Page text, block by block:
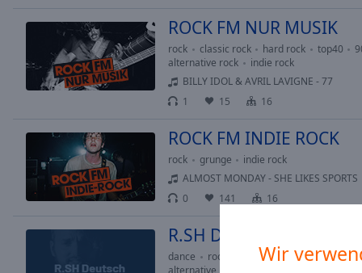
Wir
subtitles
settings,
settings
dialog
subtitles
off,
ROCK FM NUR MUSIK
rock classic rock hard rock top40
alternative rock
indie rock
BILLY IDOL & AVRIL LAVIGNE - 77
1
15 16
ROCK FM INDIE ROCK
rock grunge
indie rock
ALMOST MONDAY - SHE LIKES SPORTS
0
141 16
R.SH Deutsch
dance rock rap hip-hop soul
alternative rock